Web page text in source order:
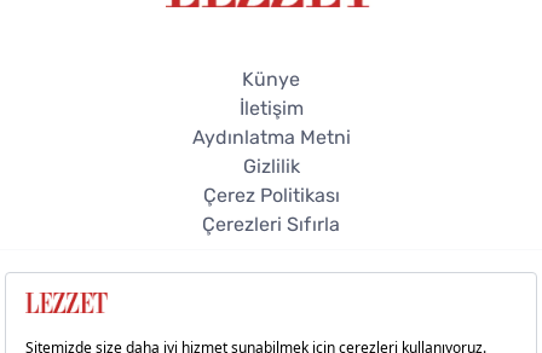
Künye
İletişim
Aydınlatma Metni
Gizlilik
Çerez Politikası
Çerezleri Sıfırla